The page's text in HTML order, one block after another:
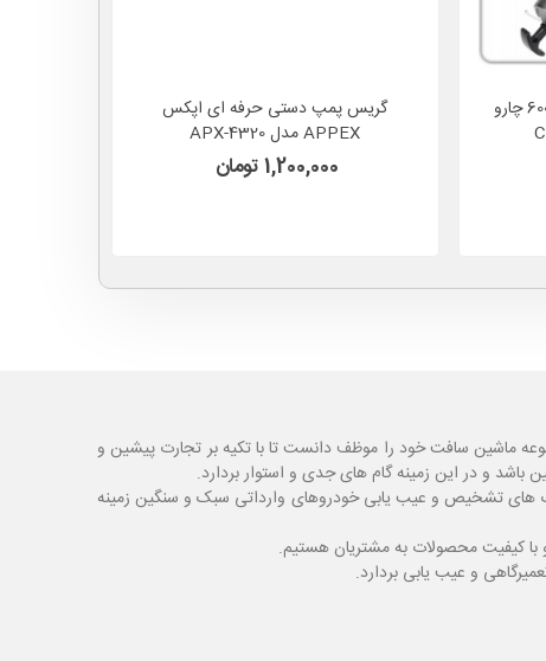
گریس پمپ دستی دو پمپ 600cc چارو
گریس پمپ دستی حرفه ای اپکس
APPEX مدل APX-4320
1,200,000 تومان
ماشین سافت خود را موظف دانست تا با تکیه بر تجارت پیشین و
و در این زمینه گام های جدی و استوار بردارد.
های تشخیص و عیب یابی خودروهای وارداتی سبک و سنگین زمینه
با کیفیت محصولات به مشتریان هستیم.